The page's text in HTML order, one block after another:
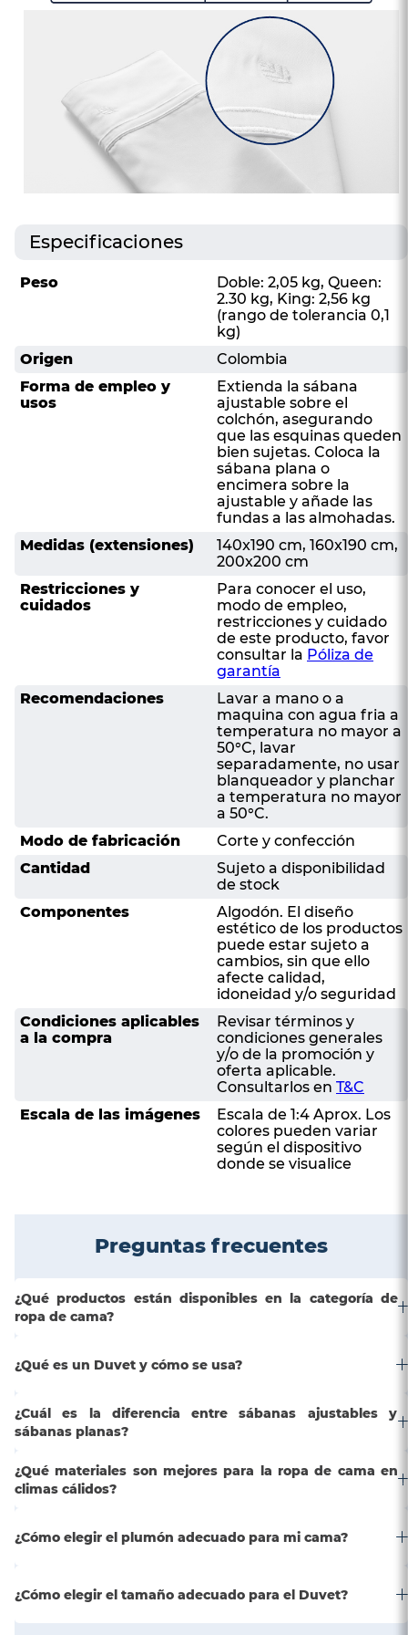
Especificaciones
Peso
Doble: 2,05 kg, Queen:
2.30 kg, King: 2,56 kg
(rango de tolerancia 0,1
kg)
Origen
Colombia
Forma de empleo y
usos
Extienda la sábana
ajustable sobre el
colchón, asegurando
que las esquinas queden
bien sujetas. Coloca la
sábana plana o
encimera sobre la
ajustable y añade las
fundas a las almohadas.
Medidas (extensiones)
140x190 cm, 160x190 cm,
200x200 cm
Restricciones y
cuidados
Para conocer el uso,
modo de empleo,
restricciones y cuidado
de este producto, favor
consultar la Póliza de
garantía
Recomendaciones
Lavar a mano o a
maquina con agua fria a
temperatura no mayor a
50°C, lavar
separadamente, no usar
blanqueador y planchar
a temperatura no mayor
a 50°C.
Modo de fabricación
Corte y confección
Cantidad
Sujeto a disponibilidad
de stock
Componentes
Algodón. El diseño
estético de los productos
puede estar sujeto a
cambios, sin que ello
afecte calidad,
idoneidad y/o seguridad
Condiciones aplicables
a la compra
Revisar términos y
condiciones generales
y/o de la promoción y
oferta aplicable.
Consultarlos en T&C
Escala de las imágenes
Escala de 1:4 Aprox. Los
colores pueden variar
según el dispositivo
donde se visualice
Preguntas frecuentes
¿Qué productos están disponibles en la categoría de
ropa de cama?
¿Qué es un Duvet y cómo se usa?
¿Cuál es la diferencia entre sábanas ajustables y
sábanas planas?
¿Qué materiales son mejores para la ropa de cama en
climas cálidos?
¿Cómo elegir el plumón adecuado para mi cama?
¿Cómo elegir el tamaño adecuado para el Duvet?